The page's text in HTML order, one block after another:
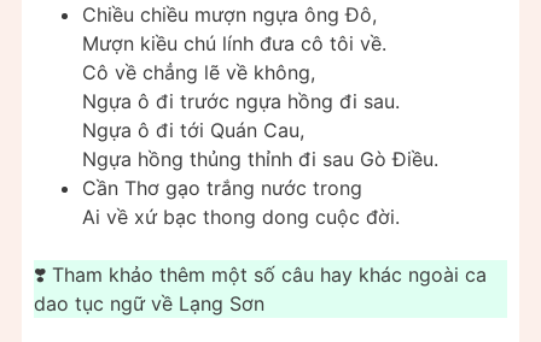
Chiều chiều mượn ngựa ông Đô,
Mượn kiều chú lính đưa cô tôi về.
Cô về chẳng lẽ về không,
Ngựa ô đi trước ngựa hồng đi sau.
Ngựa ô đi tới Quán Cau,
Ngựa hồng thủng thỉnh đi sau Gò Điều.
Cần Thơ gạo trắng nước trong
Ai về xứ bạc thong dong cuộc đời.
❣️ Tham khảo thêm một số câu hay khác ngoài ca
dao tục ngữ về Lạng Sơn